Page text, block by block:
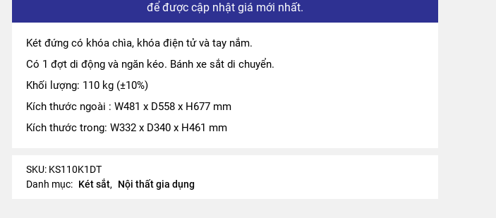
để được cập nhật giá mới nhất.
Két đứng có khóa chìa, khóa điện tử và tay nắm.
Có 1 đợt di động và ngăn kéo. Bánh xe sắt di chuyển.
Khối lượng: 110 kg (±10%)
Kích thước ngoài : W481 x D558 x H677 mm
Kích thước trong: W332 x D340 x H461 mm
SKU: KS110K1DT
Danh mục: Két sắt, Nội thất gia dụng